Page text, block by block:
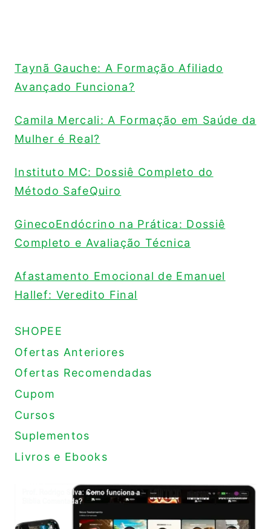
Taynã Gauche: A Formação Afiliado
Avançado Funciona?
Camila Mercali: A Formação em Saúde da
Mulher é Real?
Instituto MC: Dossiê Completo do
Método SafeQuiro
GinecoEndócrino na Prática: Dossiê
Completo e Avaliação Técnica
Afastamento Emocional de Emanuel
Hallef: Veredito Final
SHOPEE
Ofertas Anteriores
Ofertas Recomendadas
Cupom
Cursos
Suplementos
Livros e Ebooks